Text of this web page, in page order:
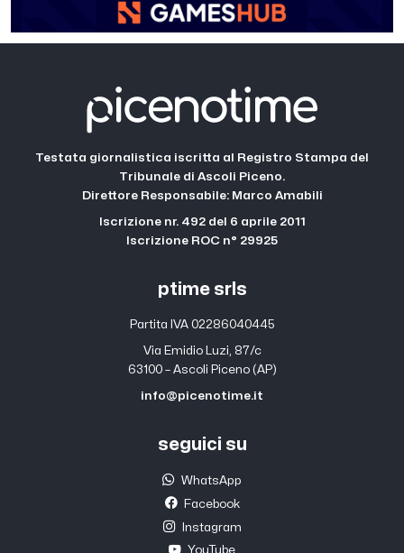
Testata giornalistica iscritta al Registro Stampa del
Tribunale di Ascoli Piceno.
Direttore Responsabile: Marco Amabili
Iscrizione nr. 492 del 6 aprile 2011
Iscrizione ROC n° 29925
ptime srls
Partita IVA 02286040445
Via Emidio Luzi, 87/c
63100 – Ascoli Piceno (AP)
info@picenotime.it
seguici su
WhatsApp
Facebook
Instagram
YouTube